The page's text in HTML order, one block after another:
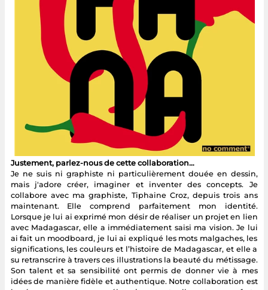
Justement, parlez-nous de cette collaboration…
Je ne suis ni graphiste ni particulièrement douée en dessin,
mais j'adore créer, imaginer et inventer des concepts. Je
collabore avec ma graphiste, Tiphaine Croz, depuis trois ans
maintenant. Elle comprend parfaitement mon identité.
Lorsque je lui ai exprimé mon désir de réaliser un projet en lien
avec Madagascar, elle a immédiatement saisi ma vision. Je lui
ai fait un moodboard, je lui ai expliqué les mots malgaches, les
significations, les couleurs et l’histoire de Madagascar, et elle a
su retranscrire à travers ces illustrations la beauté du métissage.
Son talent et sa sensibilité ont permis de donner vie à mes
idées de manière fidèle et authentique. Notre collaboration est